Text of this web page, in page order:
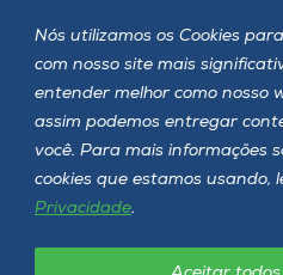
Nós utilizamos os Cookies
com nosso site mais
entender melhor como nosso
assim podemos entregar
você. Para mais informações
cookies que estamos usando,
Privacidade.
Siga a Unoesc